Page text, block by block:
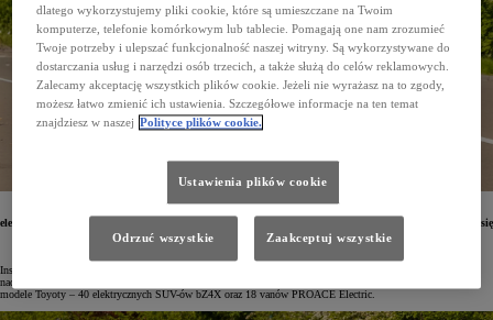
elektryczne modele Toyoty o zerowej emisji – PROACE Electric oraz bZ4X. Organizacja zdecydowała się
na auta japońskiego producenta ze względu na ich bezawaryjność oraz wysoką wydajność napędu
Instytucje w Wielkiej Brytanii systematycznie obniżają poziom emisji swojej floty aut. National Highways
nadzorująca 4500 mil brytyjskich autostrad i dróg właśnie rozszerzyła swój park pojazdów o zeroemisyjne
modele Toyoty – 40 elektrycznych SUV-ów bZ4X oraz 18 vanów PROACE Electric.
dlatego wykorzystujemy pliki cookie, które są umieszczane na Twoim
komputerze, telefonie komórkowym lub tablecie. Pomagają one nam zrozumieć
Twoje potrzeby i ulepszać funkcjonalność naszej witryny. Są wykorzystywane do
dostarczania usług i narzędzi osób trzecich, a także służą do celów reklamowych.
Zalecamy akceptację wszystkich plików cookie. Jeżeli nie wyrażasz na to zgody,
możesz łatwo zmienić ich ustawienia. Szczegółowe informacje na ten temat
znajdziesz w naszej Polityce plików cookie.
Ustawienia plików cookie
Odrzuć wszystkie Zaakceptuj wszystkie